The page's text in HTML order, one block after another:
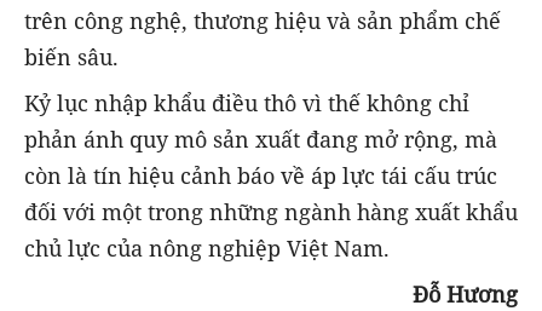
trên công nghệ, thương hiệu và sản phẩm chế
biến sâu.
Kỷ lục nhập khẩu điều thô vì thế không chỉ
phản ánh quy mô sản xuất đang mở rộng, mà
còn là tín hiệu cảnh báo về áp lực tái cấu trúc
đối với một trong những ngành hàng xuất khẩu
chủ lực của nông nghiệp Việt Nam.
Đỗ Hương